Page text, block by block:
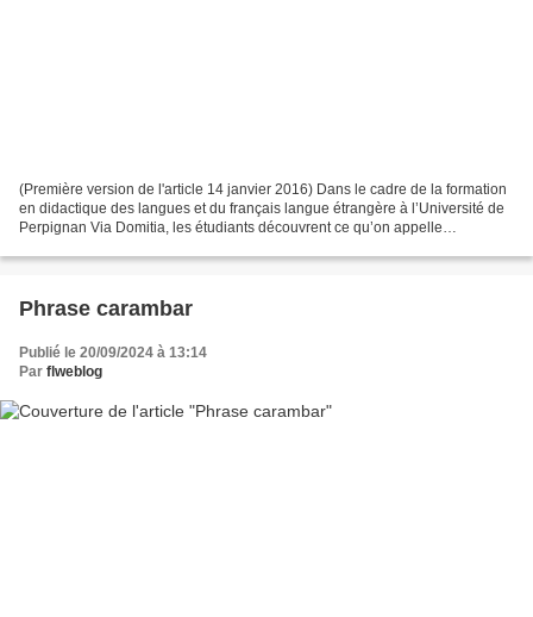
(Première version de l'article 14 janvier 2016) Dans le cadre de la formation
en didactique des langues et du français langue étrangère à l’Université de
Perpignan Via Domitia, les étudiants découvrent ce qu’on appelle
Phrase carambar
Publié le 20/09/2024 à 13:14
Par flweblog